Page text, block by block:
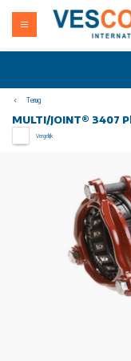
Terug
MULTI/JOINT® 3407
Vergelijk